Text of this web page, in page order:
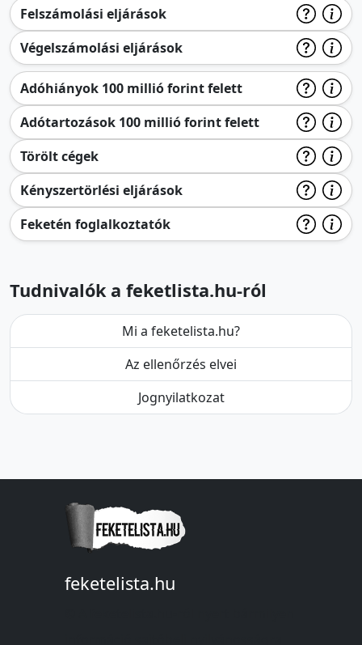
Felszámolási eljárások
Végelszámolási eljárások
Adóhiányok 100 millió forint felett
Adótartozások 100 millió forint felett
Törölt cégek
Kényszertörlési eljárások
Feketén foglalkoztatók
Tudnivalók a feketlista.hu-ról
Mi a feketelista.hu?
Az ellenőrzés elvei
Jognyilatkozat
feketelista.hu